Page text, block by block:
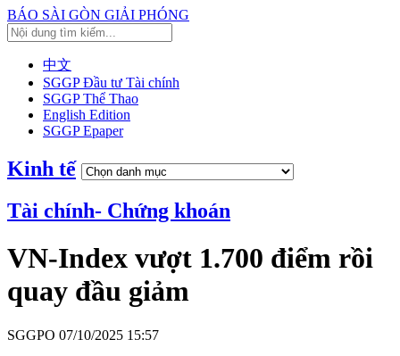
BÁO SÀI GÒN GIẢI PHÓNG
中文
SGGP Đầu tư Tài chính
SGGP Thể Thao
English Edition
SGGP Epaper
Kinh tế
Tài chính- Chứng khoán
VN-Index vượt 1.700 điểm rồi
quay đầu giảm
SGGPO 07/10/2025 15:57